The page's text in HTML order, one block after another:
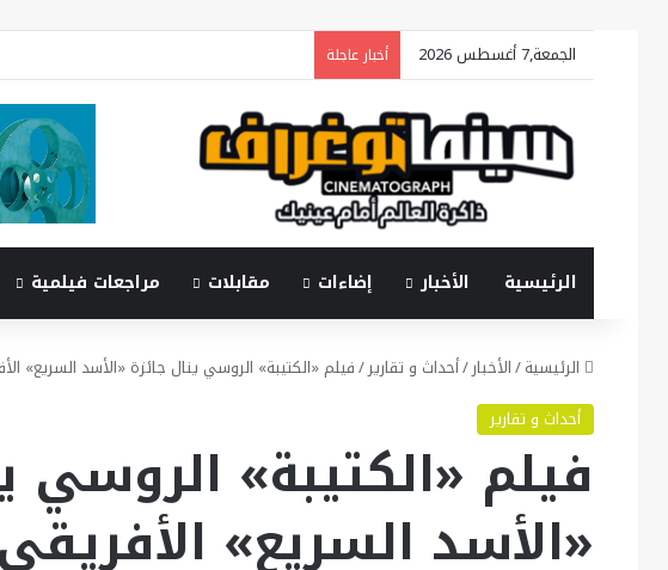
الجمعة,7 أغسطس 2026 أخبار عاجلة
الرئيسية الأخبار إضاءات مقابلات مراجعات فيلمية
الرئيسية/الأخبار/أحداث و تقارير/فيلم «الكتيبة» الروسي ينال جائزة «الأسد السريع»
أحداث و تقارير
فيلم «الكتيبة» الروسي
«الأسد السريع» الأفريقي